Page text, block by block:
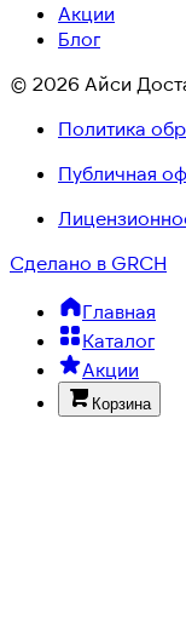
Акции
Блог
© 2026 Айси
Политика
Публичная
Сделано в GRCH
Главная
Каталог
Акции
Корзина